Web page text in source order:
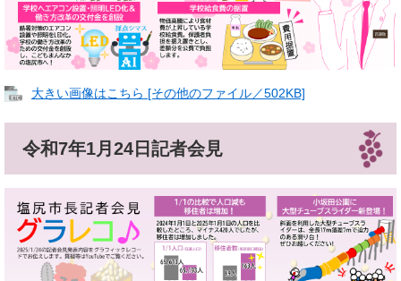
大きい画像はこちら [その他のファイル／502KB]
令和7年1月24日記者会見